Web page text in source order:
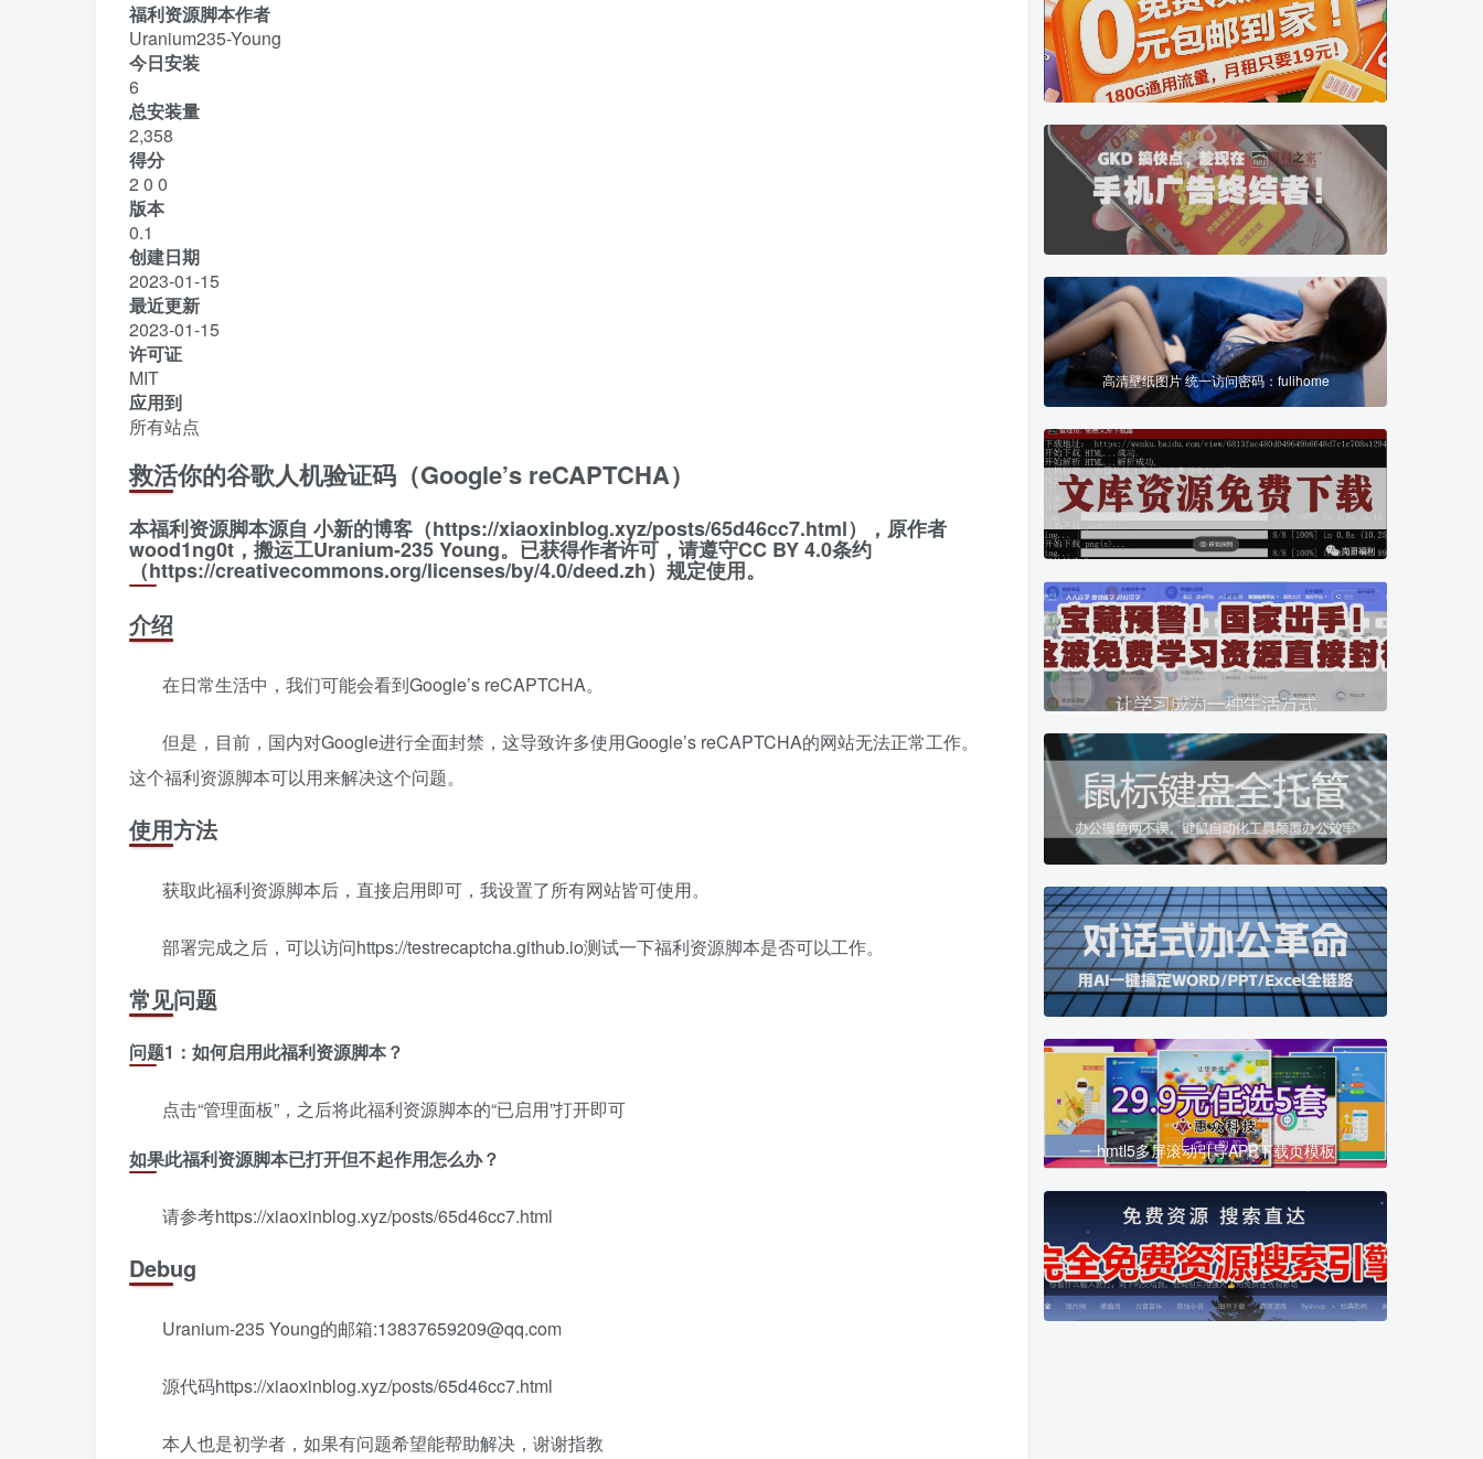
福利资源脚本作者
Uranium235-Young
今日安装
6
总安装量
2,358
得分
2 0 0
版本
0.1
创建日期
2023-01-15
最近更新
2023-01-15
许可证
MIT
应用到
所有站点
救活你的谷歌人机验证码（Google’s reCAPTCHA）
本福利资源脚本源自 小新的博客（https://xiaoxinblog.xyz/posts/65d46cc7.html），原作者
wood1ng0t，搬运工Uranium-235 Young。已获得作者许可，请遵守CC BY 4.0条约
（https://creativecommons.org/licenses/by/4.0/deed.zh）规定使用。
介绍
在日常生活中，我们可能会看到Google’s reCAPTCHA。
但是，目前，国内对Google进行全面封禁，这导致许多使用Google’s reCAPTCHA的网站无法正常工作。
这个福利资源脚本可以用来解决这个问题。
使用方法
获取此福利资源脚本后，直接启用即可，我设置了所有网站皆可使用。
部署完成之后，可以访问https://testrecaptcha.github.io测试一下福利资源脚本是否可以工作。
常见问题
问题1：如何启用此福利资源脚本？
点击“管理面板”，之后将此福利资源脚本的“已启用”打开即可
如果此福利资源脚本已打开但不起作用怎么办？
请参考https://xiaoxinblog.xyz/posts/65d46cc7.html
Debug
Uranium-235 Young的邮箱:13837659209@qq.com
源代码https://xiaoxinblog.xyz/posts/65d46cc7.html
本人也是初学者，如果有问题希望能帮助解决，谢谢指教
高清壁纸图片 统一访问密码：fulihome
hmtl5多屏滚动引导APP下载页模板
国学专题 中医专题
10
两性专题
恋爱技巧|房中秘术|聊天话术|脱单救急|男性能力锻炼...
稀缺资源
搜集互联网各类稀缺视频、图片、书籍等资源
17
破解游戏
手机端电脑PC端破解游戏，经典游戏
38
高效办公
分享电脑手机使用技巧，及辅助软件插件等小工具，帮...
39
学校教育
涵盖从胎教、幼儿园、学前班、小学、初中、高中、大...
10
考级考证
教师考证视频课程资源，笔试试题，面试攻略等等网盘...
高清壁纸图片 统一访问密码：fulihome